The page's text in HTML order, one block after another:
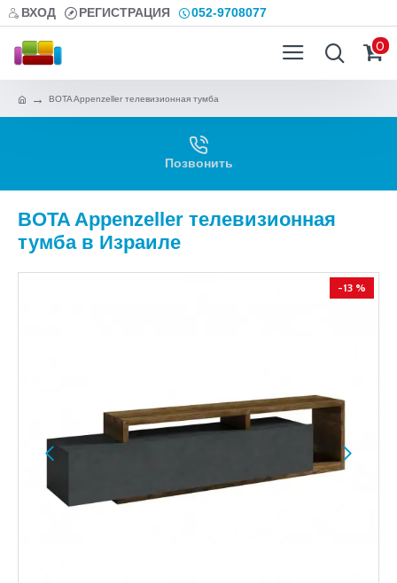
ВХОД РЕГИСТРАЦИЯ 052-9708077
0
BOTA Appenzeller телевизионная тумба
Позвонить
BOTA Appenzeller телевизионная
тумба в Израиле
-13 %